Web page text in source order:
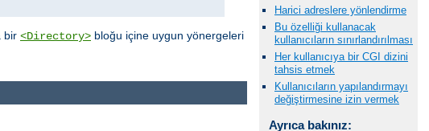
bir <Directory> bloğu içine uygun yönergeleri
Harici adreslere yönlendirme
Bu özelliği kullanacak
kullanıcıların sınırlandırılması
Her kullanıcıya bir CGI dizini
tahsis etmek
Kullanıcıların yapılandırmayı
değiştirmesine izin vermek
Ayrıca bakınız: